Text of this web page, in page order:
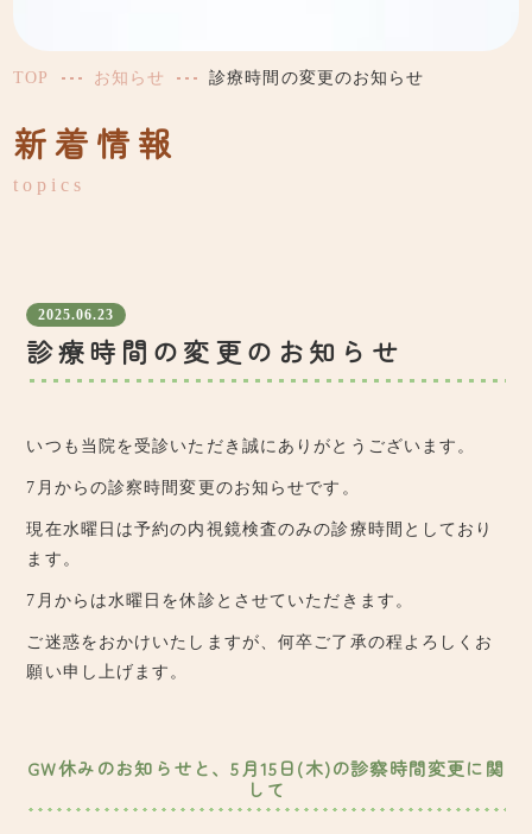
TOP お知らせ 診療時間の変更のお知らせ
新着情報
topics
2025.06.23
診療時間の変更のお知らせ
いつも当院を受診いただき誠にありがとうございます。
7月からの診察時間変更のお知らせです。
現在水曜日は予約の内視鏡検査のみの診療時間としており
ます。
7月からは水曜日を休診とさせていただきます。
ご迷惑をおかけいたしますが、何卒ご了承の程よろしくお
願い申し上げます。
GW休みのお知らせと、5月15日(木)の診察時間変更に関
して